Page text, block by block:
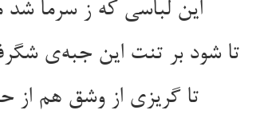
این لباسی که ز سرما شد مجیر ** حق دهد او را مزاج زمهریر
تا گریزی از وشق هم از حریر ** زو پناه آری به سوی زمهریر